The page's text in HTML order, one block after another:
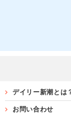
デイリー新潮とは
お問い合わせ